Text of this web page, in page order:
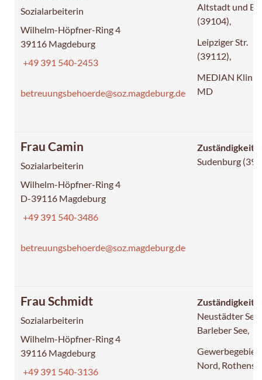
Sozialarbeiterin
Wilhelm-Höpfner-Ring 4
39116 Magdeburg
+49 391 540-2453
betreuungsbehoerde@soz.magdeburg.de
Altstadt und
(39104),
Leipziger Str.
(39112),
MEDIAN Klinik
MD
Frau Camin
Sozialarbeiterin
Wilhelm-Höpfner-Ring 4
D-39116 Magdeburg
+49 391 540-3486
betreuungsbehoerde@soz.magdeburg.de
Zuständigkeit:
Sudenburg
Frau Schmidt
Sozialarbeiterin
Wilhelm-Höpfner-Ring 4
39116 Magdeburg
+49 391 540-3136
Zuständigkeit:
Neustädter See,
Barleber See,
Gewerbegebiet
Nord,